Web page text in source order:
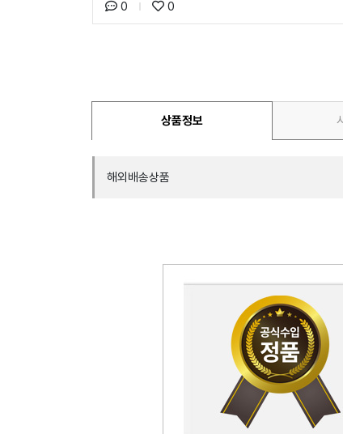
0 0
상품정보
해외배송상품